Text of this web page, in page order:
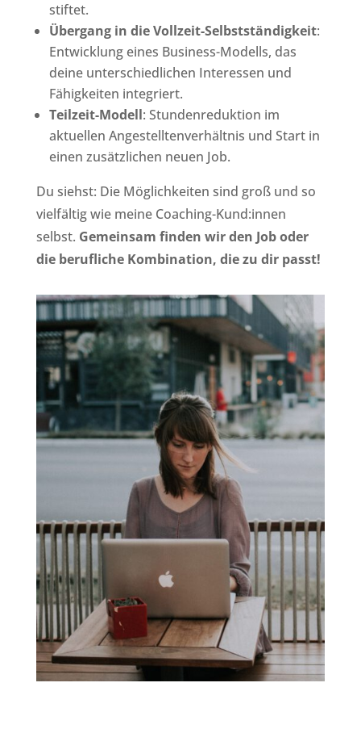
stiftet.
Übergang in die Vollzeit-Selbstständigkeit:
Entwicklung eines Business-Modells, das
deine unterschiedlichen Interessen und
Fähigkeiten integriert.
Teilzeit-Modell: Stundenreduktion im
aktuellen Angestelltenverhältnis und Start in
einen zusätzlichen neuen Job.
Du siehst: Die Möglichkeiten sind groß und so
vielfältig wie meine Coaching-Kund:innen
selbst. Gemeinsam finden wir den Job oder
die berufliche Kombination, die zu dir passt!